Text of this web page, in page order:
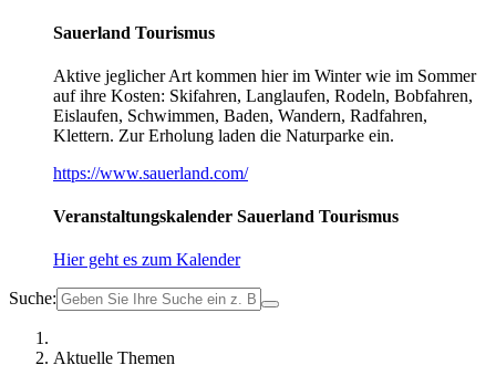
Sauerland Tourismus
Aktive jeglicher Art kommen hier im Winter wie im Sommer
auf ihre Kosten: Skifahren, Langlaufen, Rodeln, Bobfahren,
Eislaufen, Schwimmen, Baden, Wandern, Radfahren,
Klettern. Zur Erholung laden die Naturparke ein.
https://www.sauerland.com/
Veranstaltungskalender Sauerland Tourismus
Hier geht es zum Kalender
Suche:
Aktuelle Themen